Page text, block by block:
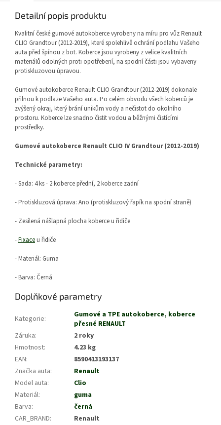
Detailní popis produktu
Kvalitní české gumové autokoberce vyrobeny na míru pro vůz Renault
CLIO Grandtour (2012-2019), které spolehlivě ochrání podlahu Vašeho
auta před špínou z bot. Koberce jsou vyrobeny z velice kvalitních
materiálů odolných proti opotřebení, na spodní části jsou vybaveny
protiskluzovou úpravou.
Gumové autokoberce Renault CLIO Grandtour (2012-2019) dokonale
přilnou k podlaze Vašeho auta. Po celém obvodu všech koberců je
zvýšený okraj, který brání unikům vody a nečistot do okolního
prostoru. Koberce lze snadno čistit vodou a běžnými čistícími
prostředky.
Gumové autokoberce Renault CLIO IV Grandtour (2012-2019)
Technické parametry:
- Sada: 4 ks - 2 koberce přední, 2 koberce zadní
- Protiskluzová úprava: Ano (protiskluzový řapík na spodní straně)
- Zesílená nášlapná plocha koberce u řidiče
-Fixaceu řidiče
- Materiál: Guma
- Barva: Černá
Doplňkové parametry
Kategorie:
Gumové a TPE autokoberce, koberce
přesné RENAULT
Záruka:
2 roky
Hmotnost:
4.23 kg
EAN:
8590413193137
Značka auta:
Renault
Model auta:
Clio
Materiál:
guma
Barva:
černá
CAR_BRAND:
Renault